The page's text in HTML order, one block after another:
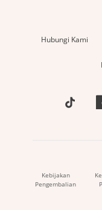
Hubungi Kami
Kebijakan
Pengembalian